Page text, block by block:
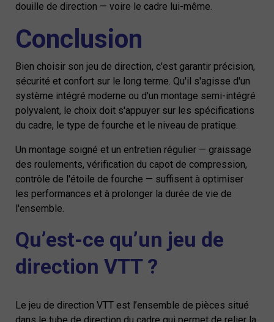
douille de direction — voire le cadre lui-même.
Conclusion
Bien choisir son jeu de direction, c'est garantir précision,
sécurité et confort sur le long terme. Qu'il s'agisse d'un
système intégré moderne ou d'un montage semi-intégré
polyvalent, le choix doit s'appuyer sur les spécifications
du cadre, le type de fourche et le niveau de pratique.
Un montage soigné et un entretien régulier — graissage
des roulements, vérification du capot de compression,
contrôle de l'étoile de fourche — suffisent à optimiser
les performances et à prolonger la durée de vie de
l'ensemble.
Qu’est-ce qu’un jeu de
direction VTT ?
Le jeu de direction VTT est l’ensemble de pièces situé